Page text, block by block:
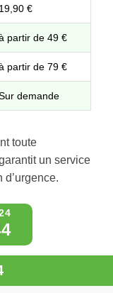
19,90 €
partir de 49 €
partir de 79 €
demande
toute
un service